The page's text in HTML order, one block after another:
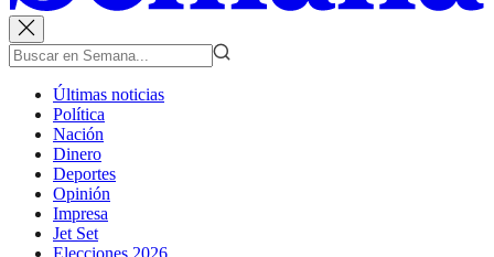
Últimas noticias
Política
Nación
Dinero
Deportes
Opinión
Impresa
Jet Set
Elecciones 2026